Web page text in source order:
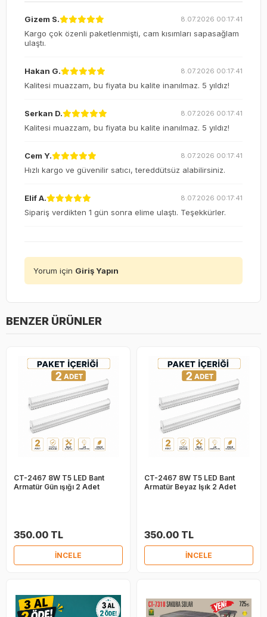
Gizem S. 8.07.2026 00:17:41
Kargo çok özenli paketlenmişti, cam kısımları sapasağlam
ulaştı.
Hakan G. 8.07.2026 00:17:41
Kalitesi muazzam, bu fiyata bu kalite inanılmaz. 5 yıldız!
Serkan D. 8.07.2026 00:17:41
Kalitesi muazzam, bu fiyata bu kalite inanılmaz. 5 yıldız!
Cem Y. 8.07.2026 00:17:41
Hızlı kargo ve güvenilir satıcı, tereddütsüz alabilirsiniz.
Elif A. 8.07.2026 00:17:41
Sipariş verdikten 1 gün sonra elime ulaştı. Teşekkürler.
Yorum için Giriş Yapın
BENZER ÜRÜNLER
CT-2467 8W T5 LED Bant
Armatür Gün ışığı 2 Adet
350.00 TL
İNCELE
CT-2467 8W T5 LED Bant
Armatür Beyaz Işık 2 Adet
350.00 TL
İNCELE